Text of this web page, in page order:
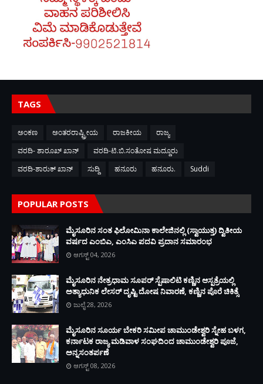
TAGS
ಅಂಕಣ ಅಂತರರಾಷ್ಟ್ರೀಯ ರಾಜಕೀಯ
ರಾಜ್ಯ
ವರದಿ- ಶಾರೂಖ್ ಖಾನ್
ವರದಿ-ಟಿ.ಬಿ.ಸಂತೋಷ ಮದ್ದೂರು
ವರದಿ-ಶಾರುಕ್ ಖಾನ್
ಸುದ್ದಿ ಹನೂರು ಹನೂರು. Suddi
POPULAR POSTS
ಮೈಸೂರಿನ ಸಂತ ಫಿಲೋಮಿನಾ ಕಾಲೇಜಿನಲ್ಲಿ (ಸ್ವಾಯುತ್ತ) ದ್ವಿತೀಯ
ವರ್ಷದ ಎಂಬಿಎ, ಎಂಸಿಎ ಪದವಿ ಪ್ರದಾನ ಸಮಾರಂಭ
ಆಗಸ್ಟ್ 04, 2026
ಮೈಸೂರಿನ ನೇತ್ರಧಾಮ ಸೂಪರ್ ಸ್ಪೆಷಾಲಿಟಿ ಕಣ್ಣಿನ ಆಸ್ಪತ್ರೆಯಲ್ಲಿ
ಅತ್ಯಾಧುನಿಕ ಲೇಸರ್ ದೃಷ್ಟಿ ದೋಷ ನಿವಾರಣೆ, ಕಣ್ಣಿನ ಪೊರೆ ಚಿಕಿತ್ಸೆ
ಜುಲೈ 28, 2026
ಮೈಸೂರಿನ ಸೂರ್ಯ ಬೇಕರಿ ಸಮೀಪ ಚಾಮುಂಡೇಶ್ವರಿ ಸ್ನೇಹ ಬಳಗ,
ಕರ್ನಾಟಕ ರಾಜ್ಯ ಮಡಿವಾಳ ಸಂಘದಿಂದ ಚಾಮುಂಡೇಶ್ವರಿ ಪೂಜೆ,
ಅನ್ನಸಂತರ್ಪಣೆ
ಆಗಸ್ಟ್ 08, 2026